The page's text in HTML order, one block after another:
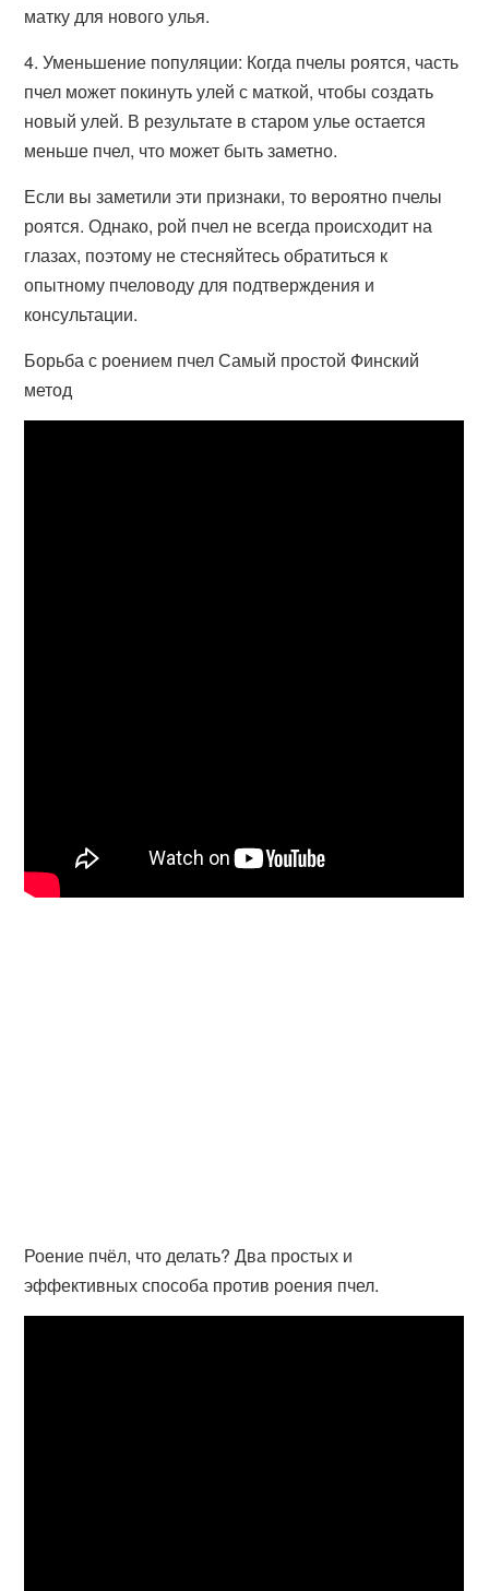
матку для нового улья.
4. Уменьшение популяции: Когда пчелы роятся, часть
пчел может покинуть улей с маткой, чтобы создать
новый улей. В результате в старом улье остается
меньше пчел, что может быть заметно.
Если вы заметили эти признаки, то вероятно пчелы
роятся. Однако, рой пчел не всегда происходит на
глазах, поэтому не стесняйтесь обратиться к
опытному пчеловоду для подтверждения и
консультации.
Борьба с роением пчел Самый простой Финский
метод
Роение пчёл, что делать? Два простых и
эффективных способа против роения пчел.